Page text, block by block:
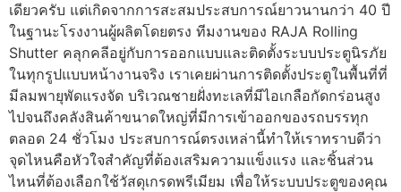
เดียวครับ แต่เกิดจากการสะสมประสบการณ์ยาวนานกว่า 40 ปี
ในฐานะโรงงานผู้ผลิตโดยตรง ทีมงานของ RAJA Rolling
Shutter คลุกคลีอยู่กับการออกแบบและติดตั้งระบบประตูนิรภัย
ในทุกรูปแบบหน้างานจริง เราเคยผ่านการติดตั้งประตูในพื้นที่ที่
มีลมพายุพัดแรงจัด บริเวณชายฝั่งทะเลที่มีไอเกลือกัดกร่อนสูง
ไปจนถึงคลังสินค้าขนาดใหญ่ที่มีการเข้าออกของรถบรรทุก
ตลอด 24 ชั่วโมง ประสบการณ์ตรงเหล่านี้ทำให้เราทราบดีว่า
จุดไหนคือหัวใจสำคัญที่ต้องเสริมความแข็งแรง และชิ้นส่วน
ไหนที่ต้องเลือกใช้วัสดุเกรดพรีเมียม เพื่อให้ระบบประตูของคุณ